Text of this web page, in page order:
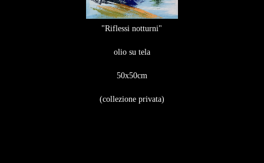
"Riflessi notturni"
olio su tela
50x50cm
(collezione privata)